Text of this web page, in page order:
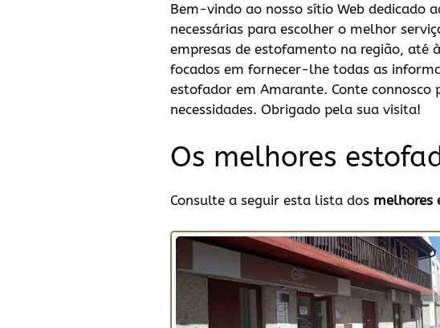
Bem-vindo ao nosso sítio Web dedicado
necessárias para escolher o melhor
empresas de estofamento na região, até
focados em fornecer-lhe todas as
estofador em Amarante. Conte
necessidades. Obrigado pela sua visita!
Os melhores
Consulte a seguir esta lista dos melhores